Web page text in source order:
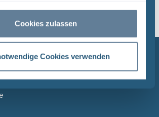
Cookies zulassen
Cookies verwenden